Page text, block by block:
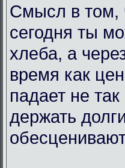
Смысл в том,
сегодня ты
хлеба, а
время как
падает не
держать